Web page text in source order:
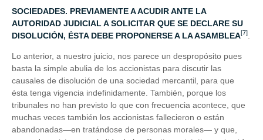
SOCIEDADES. PREVIAMENTE A ACUDIR ANTE LA
AUTORIDAD JUDICIAL A SOLICITAR QUE SE DECLARE SU
DISOLUCIÓN, ÉSTA DEBE PROPONERSE A LA ASAMBLEA[7]
Lo anterior, a nuestro juicio, nos parece un despropósito pues
basta la simple abulia de los accionistas para discutir las
causales de disolución de una sociedad mercantil, para que
ésta tenga vigencia indefinidamente. También, porque los
tribunales no han previsto lo que con frecuencia acontece, que
muchas veces también los accionistas fallecieron o están
abandonadas—en tratándose de personas morales— y que,